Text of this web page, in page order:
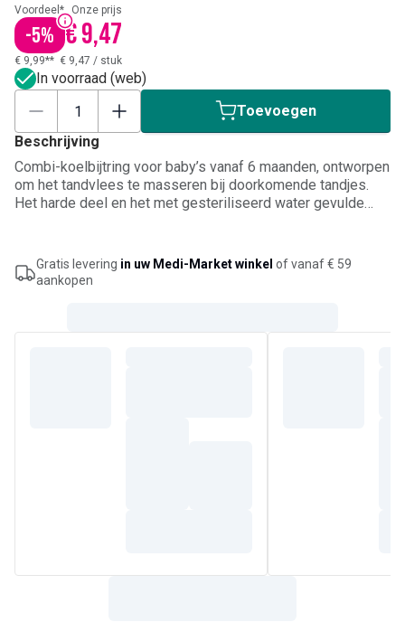
Voordeel*
-5%
Onze prijs
€ 9,47
€ 9,99** € 9,47 / stuk
In voorraad (web)
Toevoegen
Beschrijving
Combi-koelbijtring voor baby’s vanaf 6 maanden, ontworpen
om het tandvlees te masseren bij doorkomende tandjes.
Het harde deel en het met gesteriliseerd water gevulde
koelen in de koelkast voor extra verlichting kan zorgen.
Makkelijk vast te houden door kleine handjes. Niet uitkoken
en niet in de vriezer leggen.
Gratis levering in uw Medi-Market winkel of vanaf € 59
aankopen